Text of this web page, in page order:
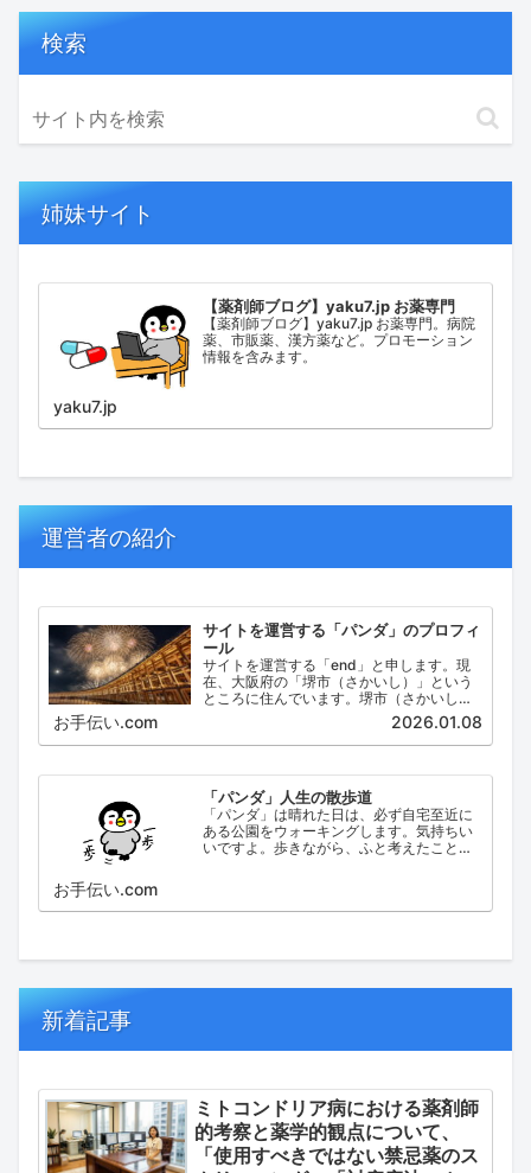
検索
姉妹サイト
【薬剤師ブログ】yaku7.jp お薬専門
【薬剤師ブログ】yaku7.jp お薬専門。病院
薬、市販薬、漢方薬など。プロモーション
情報を含みます。
yaku7.jp
運営者の紹介
サイトを運営する「パンダ」のプロフィ
ール
サイトを運営する「end」と申します。現
在、大阪府の「堺市（さかいし）」という
ところに住んでいます。堺市（さかいし）
は、大阪府の泉北地域にある政令指定都市
で、府内では大阪市に次いで人口が多い都
市です。
お手伝い.com 2026.01.08
「パンダ」人生の散歩道
「パンダ」は晴れた日は、必ず自宅至近に
ある公園をウォーキングします。気持ちい
いですよ。歩きながら、ふと考えたこと。
お手伝い.com
新着記事
ミトコンドリア病における薬剤師
的考察と薬学的観点について、
「使用すべきではない禁忌薬のス